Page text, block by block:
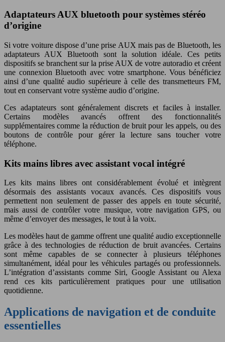
Adaptateurs AUX bluetooth pour systèmes stéréo
d’origine
Si votre voiture dispose d’une prise AUX mais pas de Bluetooth, les
adaptateurs AUX Bluetooth sont la solution idéale. Ces petits
dispositifs se branchent sur la prise AUX de votre autoradio et créent
une connexion Bluetooth avec votre smartphone. Vous bénéficiez
ainsi d’une qualité audio supérieure à celle des transmetteurs FM,
tout en conservant votre système audio d’origine.
Ces adaptateurs sont généralement discrets et faciles à installer.
Certains modèles avancés offrent des fonctionnalités
supplémentaires comme la réduction de bruit pour les appels, ou des
boutons de contrôle pour gérer la lecture sans toucher votre
téléphone.
Kits mains libres avec assistant vocal intégré
Les kits mains libres ont considérablement évolué et intègrent
désormais des assistants vocaux avancés. Ces dispositifs vous
permettent non seulement de passer des appels en toute sécurité,
mais aussi de contrôler votre musique, votre navigation GPS, ou
même d’envoyer des messages, le tout à la voix.
Les modèles haut de gamme offrent une qualité audio exceptionnelle
grâce à des technologies de réduction de bruit avancées. Certains
sont même capables de se connecter à plusieurs téléphones
simultanément, idéal pour les véhicules partagés ou professionnels.
L’intégration d’assistants comme Siri, Google Assistant ou Alexa
rend ces kits particulièrement pratiques pour une utilisation
quotidienne.
Applications de navigation et de conduite
essentielles